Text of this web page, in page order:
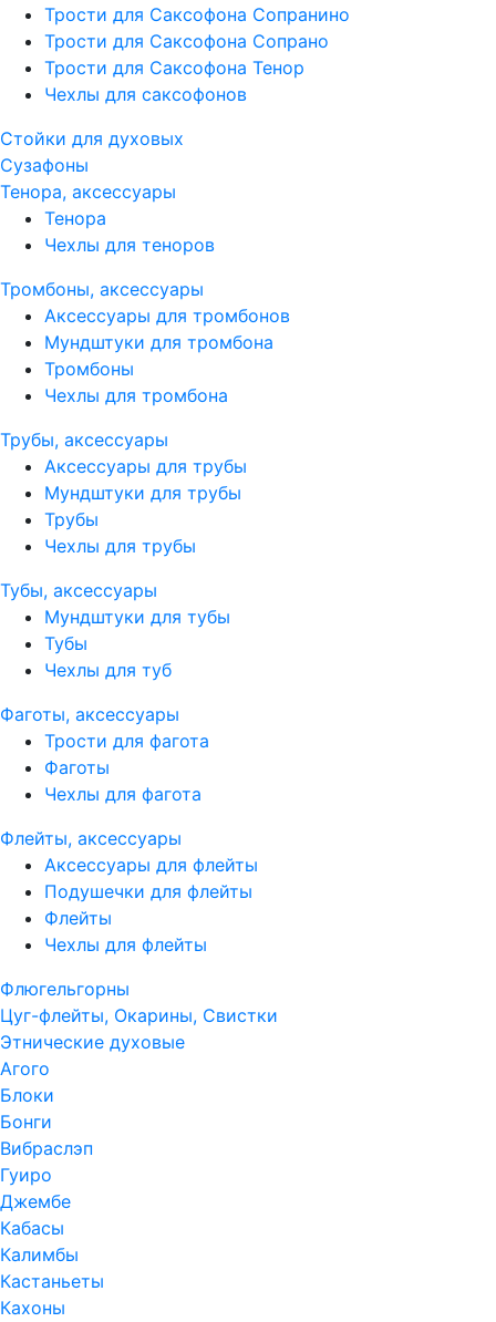
Трости для Саксофона Сопранино
Трости для Саксофона Сопрано
Трости для Саксофона Тенор
Чехлы для саксофонов
Стойки для духовых
Сузафоны
Тенора, аксессуары
Тенора
Чехлы для теноров
Тромбоны, аксессуары
Аксессуары для тромбонов
Мундштуки для тромбона
Тромбоны
Чехлы для тромбона
Трубы, аксессуары
Аксессуары для трубы
Мундштуки для трубы
Трубы
Чехлы для трубы
Тубы, аксессуары
Мундштуки для тубы
Тубы
Чехлы для туб
Фаготы, аксессуары
Трости для фагота
Фаготы
Чехлы для фагота
Флейты, аксессуары
Аксессуары для флейты
Подушечки для флейты
Флейты
Чехлы для флейты
Флюгельгорны
Цуг-флейты, Окарины, Свистки
Этнические духовые
Агого
Блоки
Бонги
Вибраслэп
Гуиро
Джембе
Кабасы
Калимбы
Кастаньеты
Кахоны